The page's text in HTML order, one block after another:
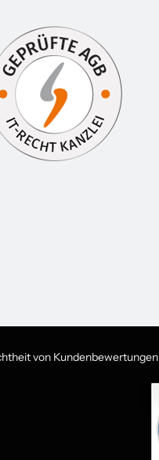
öffnen.
Fenster öffnen.
von Kundenbewertungen